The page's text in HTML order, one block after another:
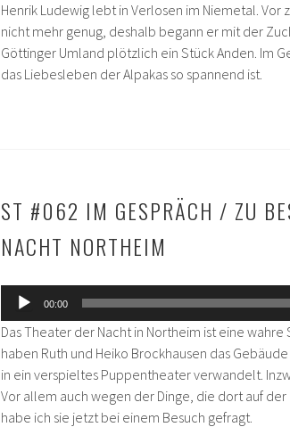
Henrik Ludewig lebt in Verlosen im Niemetal.
nicht mehr genug, deshalb begann er mit der
Göttinger Umland plötzlich ein Stück Anden. Im
das Liebesleben der Alpakas so spannend ist.
ST #062 IM GESPRÄCH / ZU
NACHT NORTHEIM
Audio-
Player
00:00
Das Theater der Nacht in Northeim ist eine
haben Ruth und Heiko Brockhausen das
in ein verspieltes Puppentheater verwandelt.
Vor allem auch wegen der Dinge, die dort auf
habe ich sie jetzt bei einem Besuch gefragt.